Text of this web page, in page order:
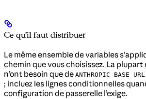
Ce qu’il faut distribuer
Le même ensemble de variables
chemin que vous choisissez. La
n’ont besoin que de ANTHROPIC_BASE_URL
; incluez les lignes conditionnelles
configuration de passerelle l’exige.